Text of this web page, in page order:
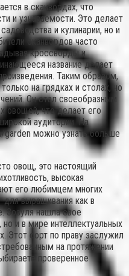
в сканвордах, что
и узнаваемости. Это делает
и кулинарии, но и
сканвордов часто
кроссворды и
название делает
Таким образом,
на грядках и столах, но
Он стал своеобразным
овощей, что делает его
аудитории. На
garden можно узнать больше
овощ, это настоящий
высокая
его любимцем многих
для выращивания как в
Зозуля нашла свое
и в мире интеллектуальных
Этот сорт по праву заслужил
на протяжении
проверенное